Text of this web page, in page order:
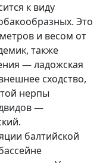
к виду
Это
и весом от
также
— ладожская
сходство,
нерпы
—
балтийской